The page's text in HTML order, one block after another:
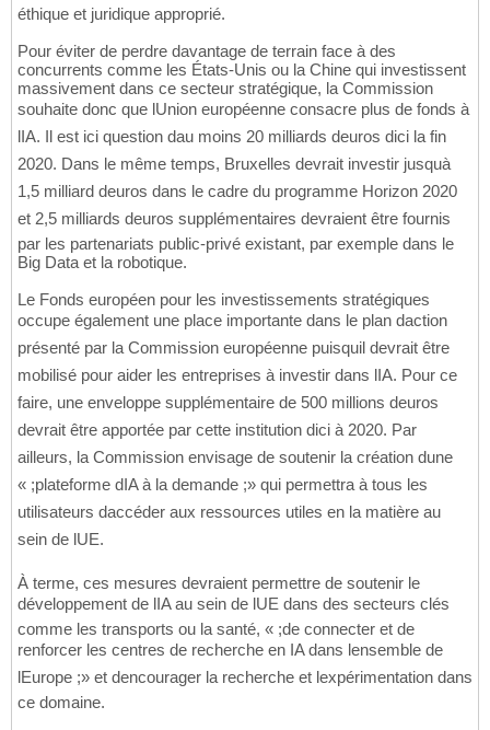
éthique et juridique approprié.
Pour éviter de perdre davantage de terrain face à des
concurrents comme les États-Unis ou la Chine qui investissent
massivement dans ce secteur stratégique, la Commission
souhaite donc que lUnion européenne consacre plus de fonds à
lIA. Il est ici question dau moins 20 milliards deuros dici la fin
2020. Dans le même temps, Bruxelles devrait investir jusquà
1,5 milliard deuros dans le cadre du programme Horizon 2020
et 2,5 milliards deuros supplémentaires devraient être fournis
par les partenariats public-privé existant, par exemple dans le
Big Data et la robotique.
Le Fonds européen pour les investissements stratégiques
occupe également une place importante dans le plan daction
présenté par la Commission européenne puisquil devrait être
mobilisé pour aider les entreprises à investir dans lIA. Pour ce
faire, une enveloppe supplémentaire de 500 millions deuros
devrait être apportée par cette institution dici à 2020. Par
ailleurs, la Commission envisage de soutenir la création dune
« ;plateforme dIA à la demande ;» qui permettra à tous les
utilisateurs daccéder aux ressources utiles en la matière au
sein de lUE.
À terme, ces mesures devraient permettre de soutenir le
développement de lIA au sein de lUE dans des secteurs clés
comme les transports ou la santé, « ;de connecter et de
renforcer les centres de recherche en IA dans lensemble de
lEurope ;» et dencourager la recherche et lexpérimentation dans
ce domaine.